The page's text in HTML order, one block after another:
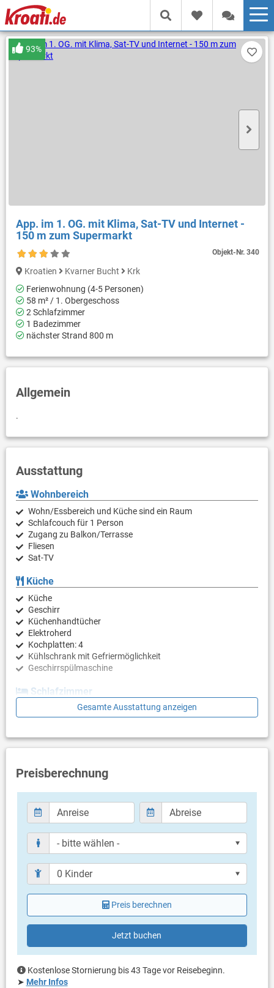
App. im 1. OG. mit Klima, Sat-TV und Internet -
150 m zum Supermarkt
Objekt-Nr.340
93%
Kroatien Kvarner Bucht
Krk
Ferienwohnung (4-5 Personen)
58 m² / 1. Obergeschoss
2 Schlafzimmer
1 Badezimmer
nächster Strand 800 m
Allgemein
.
Ausstattung
Wohnbereich
Wohn/Essbereich und Küche sind ein Raum
Schlafcouch für 1 Person
Zugang zu Balkon/Terrasse
Fliesen
Sat-TV
Küche
Küche
Geschirr
Küchenhandtücher
Elektroherd
Kochplatten: 4
Kühlschrank mit Gefriermöglichkeit
Geschirrspülmaschine
Schlafzimmer
Schlafzimmer mit Doppelbett, Laminat
Schlafzimmer mit 2 Einzelbetten, Laminat
Badezimmer
eigener Balkon
überdacht
Bestuhlung
Balkongröße: 15 m²
Grill vorhanden
Haustier nicht erlaubt
Klimaanlage (gegen Gebühr: 7.00 € pro Tag)
Eigentümer lebt im gleichen Haus
Bettwäsche vorhanden
Handtücher vorhanden
Internet per WLAN
Gesamte Ausstattung anzeigen
Preisberechnung
Preis berechnen
Jetzt buchen
Kostenlose Stornierung bis 43 Tage vor Reisebeginn.
➤ Mehr Infos